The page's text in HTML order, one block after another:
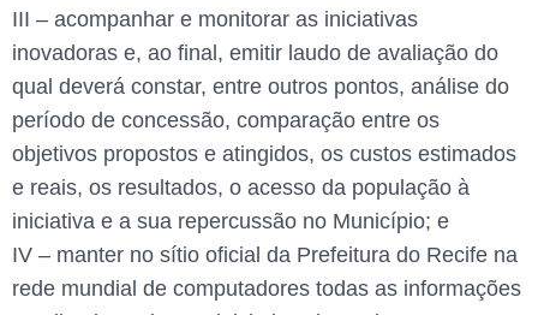
III – acompanhar e monitorar as iniciativas
inovadoras e, ao final, emitir laudo de avaliação do
qual deverá constar, entre outros pontos, análise do
período de concessão, comparação entre os
objetivos propostos e atingidos, os custos estimados
e reais, os resultados, o acesso da população à
iniciativa e a sua repercussão no Município; e
IV – manter no sítio oficial da Prefeitura do Recife na
rede mundial de computadores todas as informações